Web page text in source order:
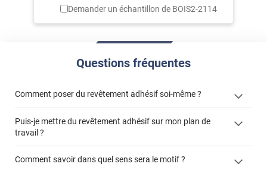
Demander un échantillon de BOIS2-2114
Questions fréquentes
Comment poser du revêtement adhésif soi-même ?
« Comment poser un revêtement adhésif ? »
Puis-je mettre du revêtement adhésif sur mon plan de
travail ?
Comment savoir dans quel sens sera le motif ?